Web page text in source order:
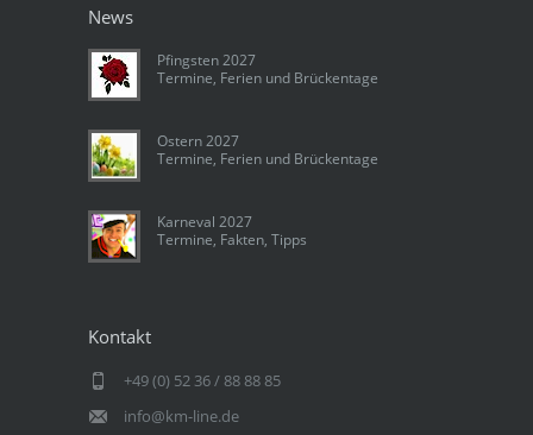
News
Pfingsten 2027
Termine, Ferien und Brückentage
Ostern 2027
Termine, Ferien und Brückentage
Karneval 2027
Termine, Fakten, Tipps
Kontakt
+49 (0) 52 36 / 88 88 85
info@km-line.de